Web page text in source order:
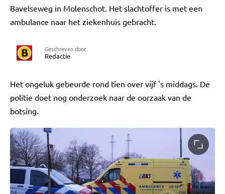
Bavelseweg in Molenschot. Het slachtoffer is met een
ambulance naar het ziekenhuis gebracht.
Geschreven door
Redactie
Het ongeluk gebeurde rond tien over vijf 's middags. De
politie doet nog onderzoek naar de oorzaak van de
botsing.